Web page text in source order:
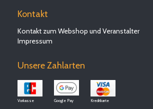
Kontakt
Kontakt zum Webshop und Veranstalter
Impressum
Unsere Zahlarten
Vorkasse Google Pay Kreditkarte